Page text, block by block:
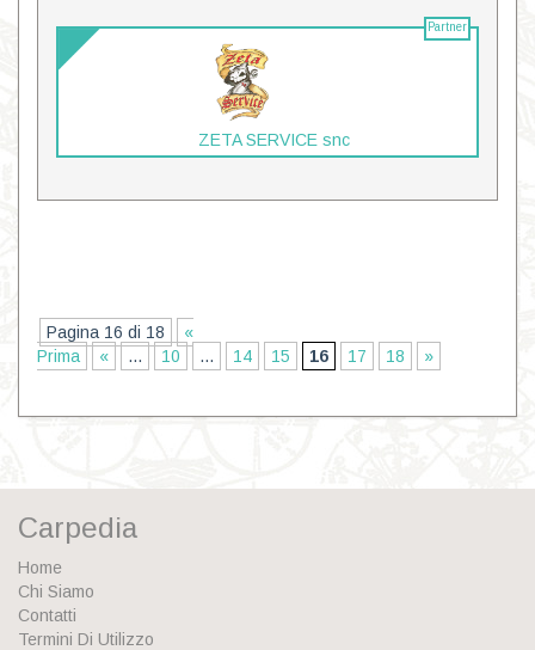
Partner
ZETA SERVICE snc
Pagina 16 di 18
«
Prima
« ... 10 ... 14 15 16 17 18 »
Carpedia
Home
Chi Siamo
Contatti
Termini Di Utilizzo